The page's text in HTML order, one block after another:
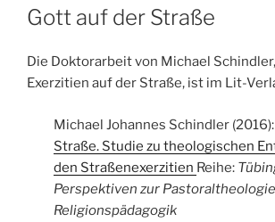
AM
Gott auf der Straße
Die Doktorarbeit von Michael
Exerzitien auf der Straße, ist im Lit-
Michael Johannes Schindler (2016):
Straße. Studie zu theologischen
den Straßenexerzitien Reihe:
Perspektiven zur
Religionspädagogik